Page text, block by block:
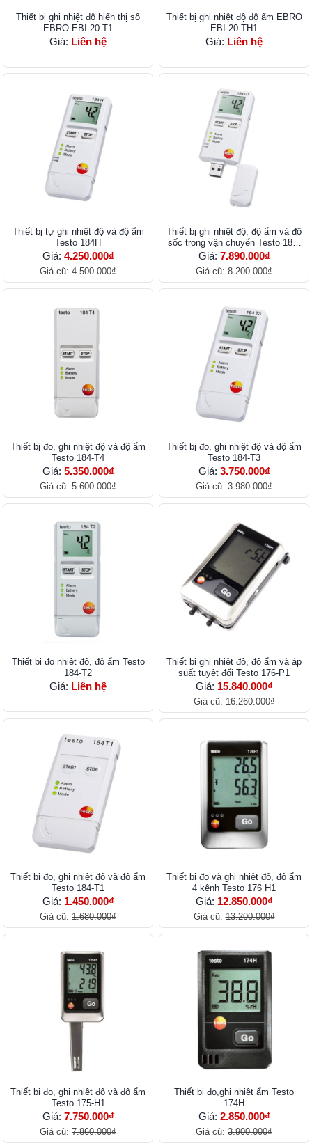
Thiết bị ghi nhiệt độ hiển thị số
EBRO EBI 20-T1
Giá: Liên hệ
Thiết bị ghi nhiệt độ độ ẩm EBRO
EBI 20-TH1
Giá: Liên hệ
Thiết bị tự ghi nhiệt độ và độ ẩm
Testo 184H
Giá: 4.250.000₫
Giá cũ: 4.500.000₫
Thiết bị ghi nhiệt độ, độ ẩm và độ
sốc trong vận chuyển Testo 184-
G1
Giá: 7.890.000₫
Giá cũ: 8.200.000₫
Thiết bị đo, ghi nhiệt độ và độ ẩm
Testo 184-T4
Giá: 5.350.000₫
Giá cũ: 5.600.000₫
Thiết bị đo, ghi nhiệt độ và độ ẩm
Testo 184-T3
Giá: 3.750.000₫
Giá cũ: 3.980.000₫
Thiết bị đo nhiệt độ, độ ẩm Testo
184-T2
Giá: Liên hệ
Thiết bị ghi nhiệt độ, độ ẩm và áp
suất tuyệt đối Testo 176-P1
Giá: 15.840.000₫
Giá cũ:16.260.000₫
Thiết bị đo, ghi nhiệt độ và độ ẩm
Testo 184-T1
Giá: 1.450.000₫
Giá cũ: 1.680.000₫
Thiết bị đo và ghi nhiệt độ, độ ẩm
4 kênh Testo 176 H1
Giá: 12.850.000₫
Giá cũ:13.200.000₫
Thiết bị đo, ghi nhiệt độ và độ ẩm
Testo 175-H1
Giá: 7.750.000₫
Giá cũ: 7.860.000₫
Thiết bị đo,ghi nhiệt ẩm Testo
174H
Giá: 2.850.000₫
Giá cũ: 3.900.000₫